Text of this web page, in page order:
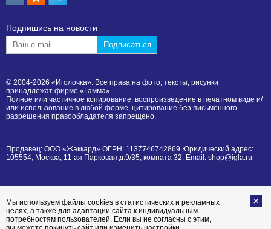
Подпишиcь на новости
© 2004-2026 «Иголочка». Все права на фото, тексты, рисунки
принадлежат фирме «Гамма».
Полное или частичное копирование, воспроизведение в печатном виде и/
или использование в любой форме, цитирование без письменного
разрешения правообладателя запрещено.
Продавец: ООО «Жаккард» ОГРН: 1137746742869 Юридический адрес:
105554, Москва, 11-ая Парковая д.9/35, комната 32. Email: shop@igla.ru
Мы используем файлы cookies в статистических и рекламных
целях, а также для адаптации сайта к индивидуальным
потребностям пользователей. Если вы не согласны с этим,